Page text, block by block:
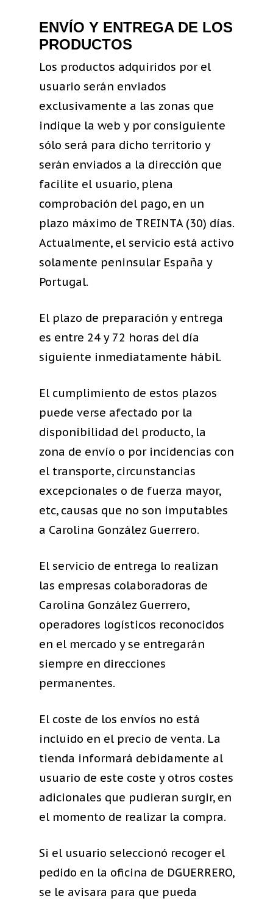
ENVÍO Y ENTREGA DE LOS
PRODUCTOS
Los productos adquiridos por el
usuario serán enviados
exclusivamente a las zonas que
indique la web y por consiguiente
sólo será para dicho territorio y
serán enviados a la dirección que
facilite el usuario, plena
comprobación del pago, en un
plazo máximo de TREINTA (30) días.
Actualmente, el servicio está activo
solamente peninsular España y
Portugal.
El plazo de preparación y entrega
es entre 24 y 72 horas del día
siguiente inmediatamente hábil.
El cumplimiento de estos plazos
puede verse afectado por la
disponibilidad del producto, la
zona de envío o por incidencias con
el transporte, circunstancias
excepcionales o de fuerza mayor,
etc, causas que no son imputables
a Carolina González Guerrero.
El servicio de entrega lo realizan
las empresas colaboradoras de
Carolina González Guerrero,
operadores logísticos reconocidos
en el mercado y se entregarán
siempre en direcciones
permanentes.
El coste de los envíos no está
incluido en el precio de venta. La
tienda informará debidamente al
usuario de este coste y otros costes
adicionales que pudieran surgir, en
el momento de realizar la compra.
Si el usuario seleccionó recoger el
pedido en la oficina de DGUERRERO,
se le avisara para que pueda
Tienda
Secciones
Pendientes
Tobilleras
Relojes
Especiales
Pulseras
Pendiente Pincho
Salient T-Shirt
T-Shirt Nectar
Berlin Green Shirt
Basic Shirt
100×100 Artesano
Camden Shorts
Beanie
T-Shirt
V-Neck T-Shirt
Quiénes
Blog
Contacto
Wow Look At This!
This is an optional,
customizable off
area.
The Castle
Unit 345
2500 Castle Dr
T:+216 (0)40 3629
E: